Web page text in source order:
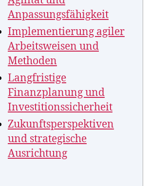
Anpassungsfähigkeit
Implementierung agiler
Arbeitsweisen und
Methoden
Langfristige
Finanzplanung und
Investitionssicherheit
Zukunftsperspektiven
und strategische
Ausrichtung